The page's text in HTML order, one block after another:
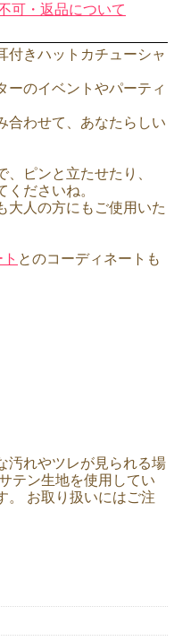
可・返品について
付きハットカチューシャ
ーのイベントやパーティ
合わせて、あなたらしい
ピンと立たせたり、
ださいね。
大人の方にもご使用いた
とのコーディネートも
汚れやツレが見られる場
テン生地を使用してい
。 お取り扱いにはご注